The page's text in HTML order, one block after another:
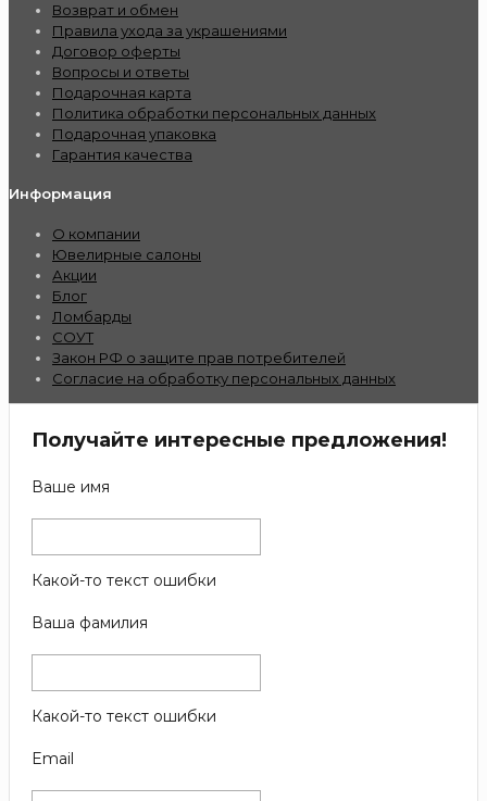
Возврат и обмен
Правила ухода за украшениями
Договор оферты
Вопросы и ответы
Подарочная карта
Политика обработки персональных данных
Подарочная упаковка
Гарантия качества
Информация
О компании
Ювелирные салоны
Акции
Блог
Ломбарды
СОУТ
Закон РФ о защите прав потребителей
Согласие на обработку персональных данных
Получайте интересные предложения!
Ваше имя
Какой-то текст ошибки
Ваша фамилия
Какой-то текст ошибки
Email